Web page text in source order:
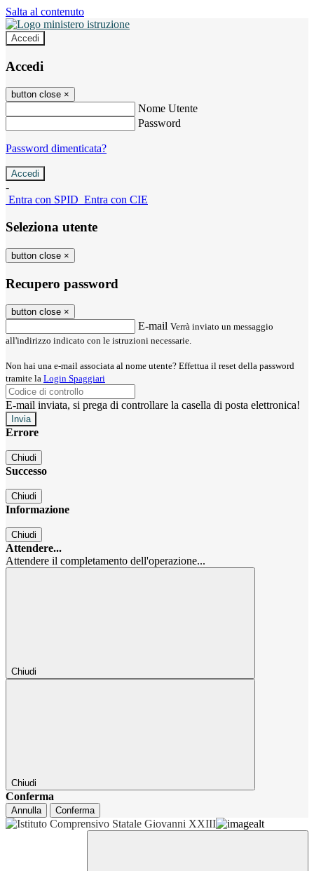
Salta al contenuto
Accedi
Accedi
button close ×
Nome Utente
Password
Password dimenticata?
-
Entra con SPID Entra con CIE
Seleziona utente
button close ×
Recupero password
button close ×
E-mail Verrà inviato un messaggio
all'indirizzo indicato con le istruzioni necessarie.
Non hai una e-mail associata al nome utente? Effettua il reset della password
tramite la Login Spaggiari
E-mail inviata, si prega di controllare la casella di posta elettronica!
Errore
Chiudi
Successo
Chiudi
Informazione
Chiudi
Attendere...
Attendere il completamento dell'operazione...
Chiudi
Chiudi
Conferma
Annulla Conferma